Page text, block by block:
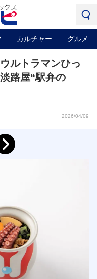
カルチャー グルメ
ルトラマンひっ
路屋“駅弁の
2026/04/09
Next